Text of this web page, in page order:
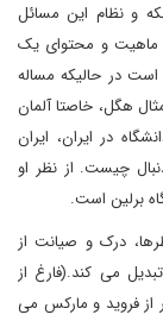
و نظام این مسائل
ماهیت و محتوای یک
در حالیکه مساله
هگل، خاصتا آلمان
در ایران، ایران
چیست. از نظر او
برلین است.
درک و صیانت از
می کند.(فارغ از
از فروید و مارکس می